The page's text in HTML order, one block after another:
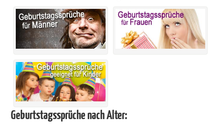
Geburtstagssprüche nach Alter: